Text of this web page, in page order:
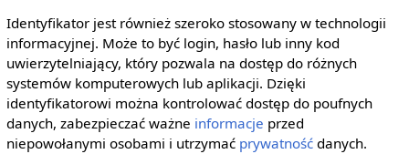
Identyfikator jest również szeroko stosowany w technologii
informacyjnej. Może to być login, hasło lub inny kod
uwierzytelniający, który pozwala na dostęp do różnych
systemów komputerowych lub aplikacji. Dzięki
identyfikatorowi można kontrolować dostęp do poufnych
danych, zabezpieczać ważne informacje przed
niepowołanymi osobami i utrzymać prywatnośćdanych.